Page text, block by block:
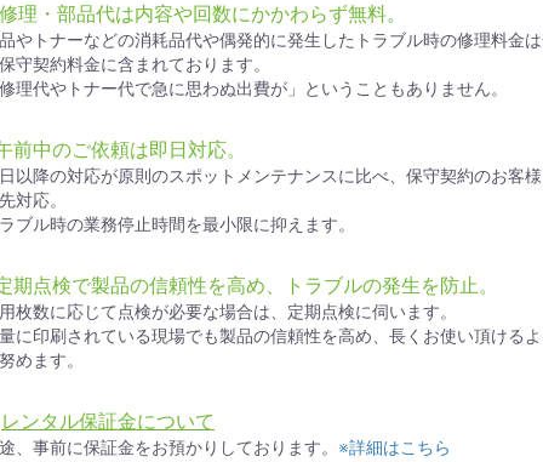
理・部品代は内容や回数にかかわらず無料。
やトナーなどの消耗品代や偶発的に発生したトラブル時の修理料金
守契約料金に含まれております。
理代やトナー代で急に思わぬ出費が」ということもありません。
前中のご依頼は即日対応。
以降の対応が原則のスポットメンテナンスに比べ、保守契約のお客
対応。
ブル時の業務停止時間を最小限に抑えます。
期点検で製品の信頼性を高め、トラブルの発生を防止。
枚数に応じて点検が必要な場合は、定期点検に伺います。
に印刷されている現場でも製品の信頼性を高め、長くお使い頂ける
めます。
レンタル保証金について
、事前に保証金をお預かりしております。 ※詳細はこちら